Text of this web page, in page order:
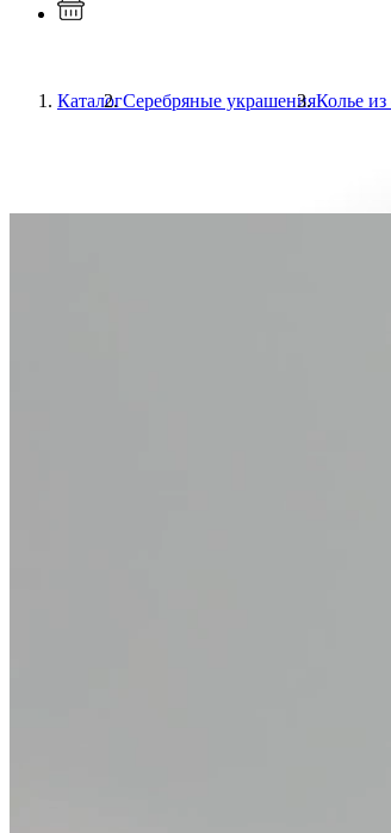
КаталогСеребряные украшенияКолье из